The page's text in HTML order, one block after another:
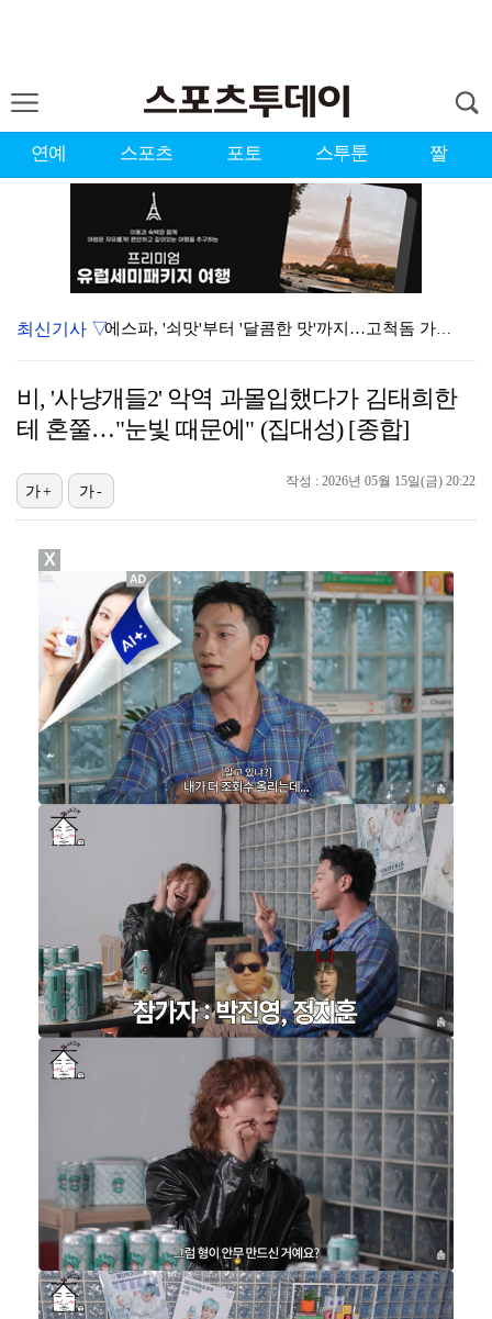
연예 스포츠 포토 스투툰 짤
에스파, '쇠맛'부터 '달콤한 맛'까지…고척돔 가득 채…
에스파, 고척돔 입성…공연 시작 40분 만에 첫 인사 …
'리그 2연패 정조준' 아스널, 뉴캐슬서 기마랑이스 영…
에스파 고척돔 공연에 반가운 얼굴…아이들 미연·트와이스…
"언론사 대표·국회의원도"…최연청, 판사 남편까지 화려…
맨시티 마레스카 감독 "이강인은 훌륭한 선수…아틀레티코…
'서명관·야고 연속골' 울산, 동해안 더비서 포항 제압…
최신기사 ▽
비, '사냥개들2' 악역 과몰입했다가 김태희한
테 혼쭐…"눈빛 때문에" (집대성) [종합]
작성 : 2026년 05월 15일(금) 20:22
가+ 가-
X